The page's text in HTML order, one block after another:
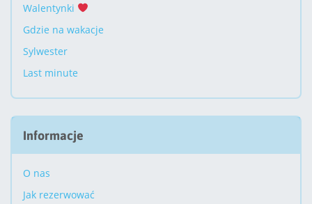
Walentynki
Gdzie na wakacje
Sylwester
Last minute
Informacje
O nas
Jak rezerwować